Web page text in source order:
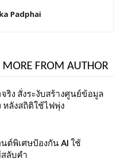
Padphai
MORE FROM AUTHOR
จริง สั่งระงับสร้างศูนย์ข้อมูล
หลังสถิติใช้ไฟพุ่ง
ต์พิเศษป้องกัน AI ใช้
ลับคำ